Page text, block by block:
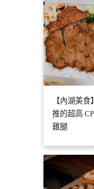
【內湖美
推的超高
雞腿